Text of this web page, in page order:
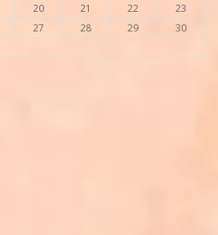
20 21 22
23
27 28 29
30